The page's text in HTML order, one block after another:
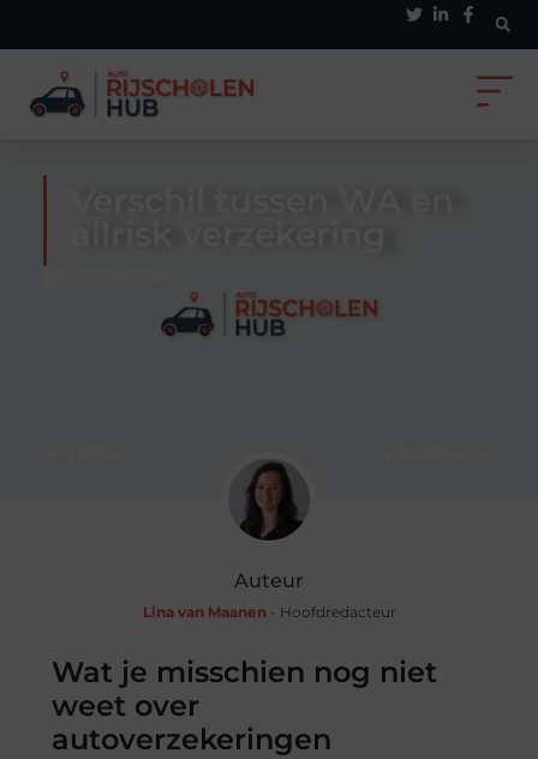
Auteur
Lina van Maanen- Hoofdredacteur
Wat je misschien nog niet
weet over
autoverzekeringen